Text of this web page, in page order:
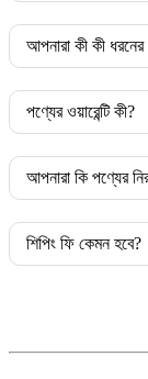
আপনারা কী কী
পণ্যের ওয়ারেন্টি কী?
আপনারা কি পণ্যের
শিপিং ফি কেমন হবে?